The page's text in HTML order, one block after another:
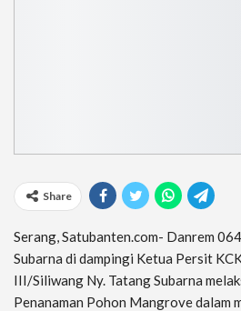
Share
Serang, Satubanten.com- Danrem
Subarna di dampingi Ketua Persit
III/Siliwang Ny. Tatang Subarna
Penanaman Pohon Mangrove dalam